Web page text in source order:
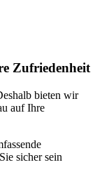
Zufriedenheit
bieten wir
auf Ihre
sicher sein